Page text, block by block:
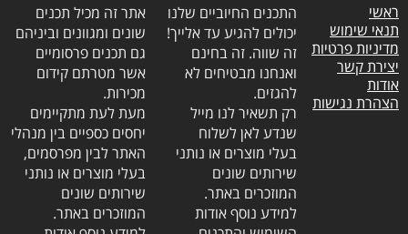
ראשי
תנאי שימוש
מדיניות פרטיות
יצירת קשר
אודות
הצהרת נגישות
התכנים החיוביים שלנו
יכולים להגיע עד אלייך!
זה שווה. זה בחינם
ואנחנו מבטיחים לא
להגזים.
רק תשאיר לנו מייל
שנדע לאן לשלוח
בעלי מוצרים או נותני
שירותים שונים
המוזכרים באתר.
למידע נוסף אודות
אתר זה מכיל תכנים
שונים ומגוונים וביניהם
גם תכנים פרסומיים
אשר מטרתם קידום
מכירות.
מעת לעת מתקיימים
יחסים כספיים בין מנהלי
האתר לבין מפרסמים,
בעלי מוצרים או נותני
שירותים שונים
המוזכרים באתר.